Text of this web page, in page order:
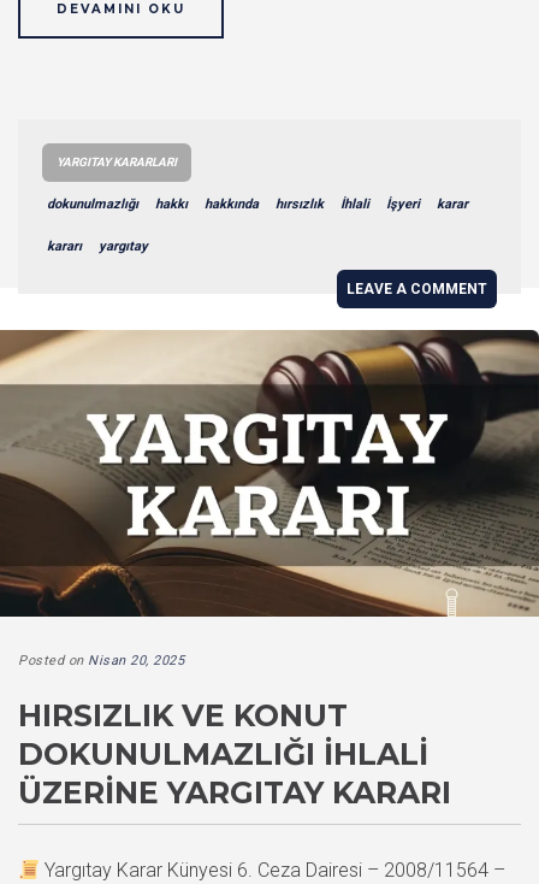
DEVAMINI OKU
YARGITAY KARARLARI
dokunulmazlığı hakkı hakkında hırsızlık İhlali İşyeri karar
kararı yargıtay
LEAVE A COMMENT
Posted on Nisan 20, 2025
HIRSIZLIK VE KONUT
DOKUNULMAZLIĞI İHLALI
ÜZERINE YARGITAY KARARI
Yargıtay Karar Künyesi 6. Ceza Dairesi – 2008/11564 –